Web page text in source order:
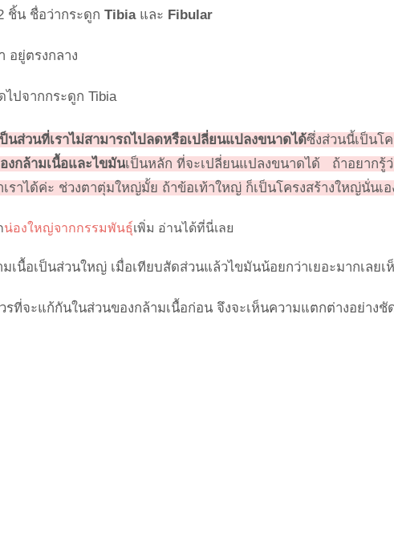
ชิ้น ชื่อว่ากระดูก Tibiaและ Fibular
อยู่ตรงกลาง
ปจากกระดูก Tibia
นส่วนที่เราไม่สามารถไปลดหรือเปลี่ยนแปลงขนาดได้ซึ่งส่วนนี้เป็นโค
งกล้ามเนื้อและไขมันเป็นหลัก ที่จะเปลี่ยนแปลงขนาดได้ ถ้าอยากรู้
เราได้ค่ะ ช่วงตาตุ่มใหญ่มั้ย ถ้าข้อเท้าใหญ่ ก็เป็นโครงสร้างใหญ่นั่นเอ
น่องใหญ่จากกรรมพันธุ์เพิ่ม อ่านได้ที่นี่เลย
เนื้อเป็นส่วนใหญ่ เมื่อเทียบสัดส่วนแล้วไขมันน้อยกว่าเยอะมากเลยเ
ที่จะแก้กันในส่วนของกล้ามเนื้อก่อน จึงจะเห็นความแตกต่างอย่างชั